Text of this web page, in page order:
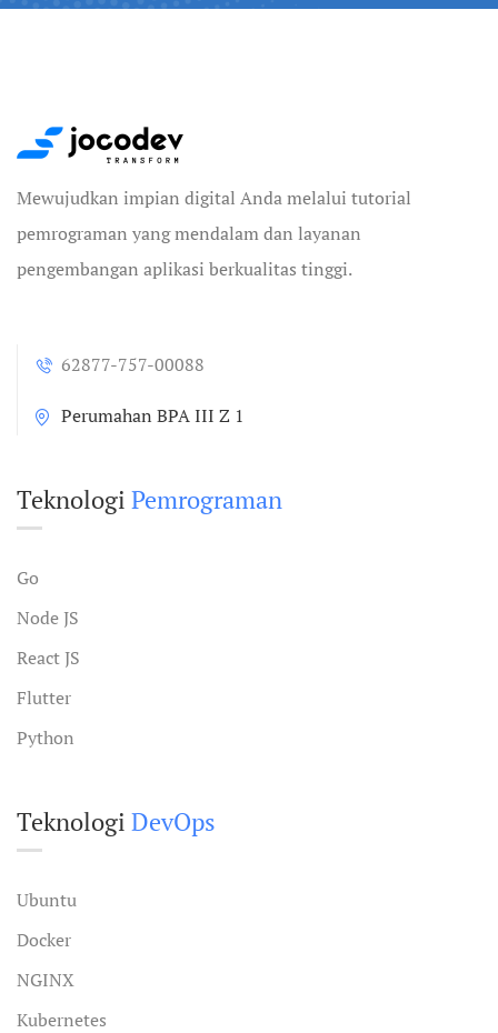
Mewujudkan impian digital Anda melalui tutorial
pemrograman yang mendalam dan layanan
pengembangan aplikasi berkualitas tinggi.
62877-757-00088
Perumahan BPA III Z 1
Teknologi Pemrograman
Go
Node JS
React JS
Flutter
Python
Teknologi DevOps
Ubuntu
Docker
NGINX
Kubernetes